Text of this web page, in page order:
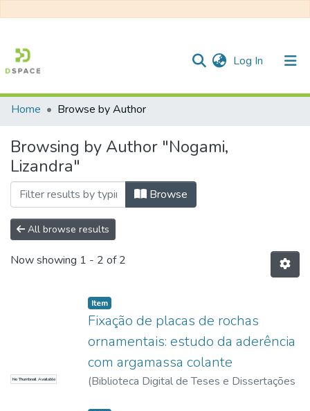
Log In (current)
Communities & Collections
All of DSpace
Home Browse by Author
Browsing by Author "Nogami,
Lizandra"
Browse
All browse results
Now showing 1 - 2 of 2
No Thumbnail Available
Item
Fixação de placas de rochas
ornamentais: estudo da aderência
com argamassa colante
(Biblioteca Digital de Teses e Dissertações